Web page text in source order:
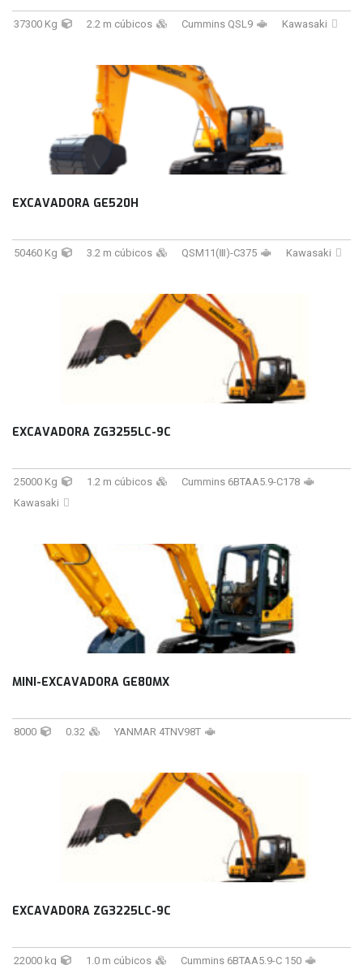
37300 Kg 2.2 m cúbicos Cummins QSL9 Kawasaki
EXCAVADORA GE520H
50460 Kg 3.2 m cúbicos QSM11(Ⅲ)-C375 Kawasaki
EXCAVADORA ZG3255LC-9C
25000 Kg 1.2 m cúbicos
Cummins 6BTAA5.9-C178
Kawasaki
MINI-EXCAVADORA GE80MX
8000 0.32 YANMAR 4TNV98T
EXCAVADORA ZG3225LC-9C
22000 kg 1.0 m cúbicos Cummins 6BTAA5.9-C 150